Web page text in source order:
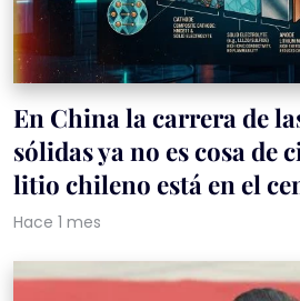
En China la carrera de
sólidas ya no es cosa de
litio chileno está en el
Hace 1 mes